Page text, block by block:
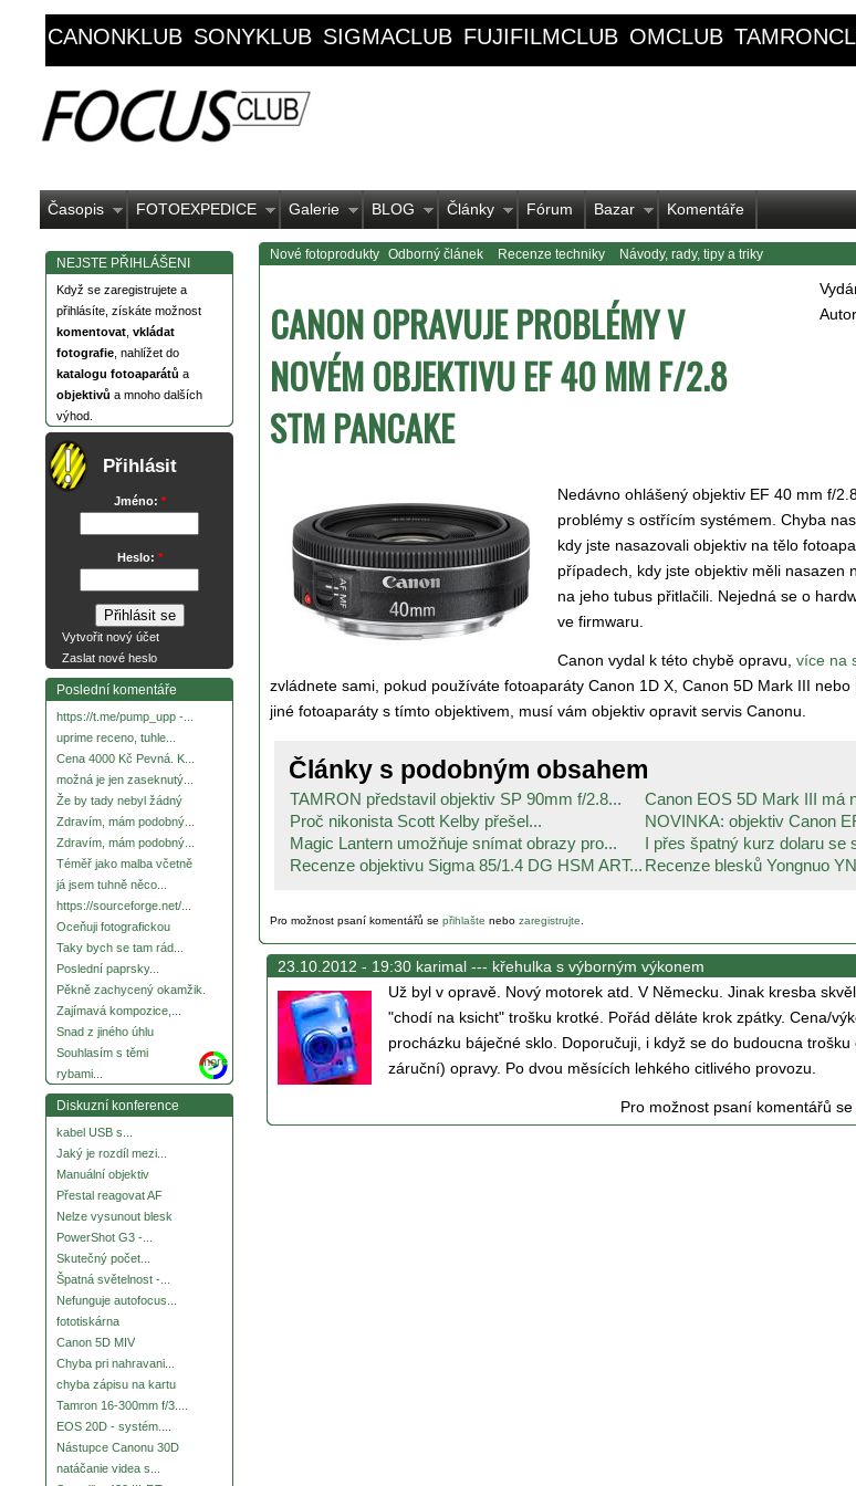
CANONKLUB SONYKLUB SIGMACLUB FUJIFILMCLUB OMCLUB
Časopis FOTOEXPEDICE Galerie BLOG Články Fórum Bazar Komentáře
NEJSTE PŘIHLÁŠENI
Když se zaregistrujete a
přihlásíte, získáte možnost
komentovat vkládat
fotografie , nahlížet do
katalogu fotoaparátů a
objektivů a mnoho dalších
výhod.
Přihlásit
Jméno: *
Heslo: *
Vytvořit nový účet
Zaslat nové heslo
Poslední komentáře
https://t.me/pump_upp -...
uprime receno, tuhle...
Cena 4000 Kč Pevná. K...
možná je jen zaseknutý...
Že by tady nebyl žádný
Zdravím, mám podobný...
Zdravím, mám podobný...
Téměř jako malba včetně
já jsem tuhně něco...
https://sourceforge.net/...
Oceňuji fotografickou
Taky bych se tam rád...
Poslední paprsky...
Pěkně zachycený okamžik.
Zajímavá kompozice,...
Snad z jiného úhlu
Souhlasím s těmi
rybami...
more
Diskuzní konference
kabel USB s...
Jaký je rozdíl mezi...
Manuální objektiv
Přestal reagovat AF
Nelze vysunout blesk
PowerShot G3 -...
Skutečný počet...
Špatná světelnost -...
Nefunguje autofocus...
fototiskárna
Canon 5D MIV
Chyba pri nahravani...
chyba zápisu na kartu
Tamron 16-300mm f/3....
EOS 20D - systém....
Nástupce Canonu 30D
natáčanie videa s...
Nové fotoprodukty Odborný článek Recenze techniky Návody, rady, tipy a triky
CANON OPRAVUJE PROBLÉMY V
NOVÉM OBJEKTIVU EF 40 MM F/2.8
STM PANCAKE
Nedávno ohlášený objektiv EF 40 mm f/
problémy s ostřícím systémem. Chyba
kdy jste nasazovali objektiv na tělo
případech, kdy jste objektiv měli nasazen
na jeho tubus přitlačili. Nejedná se o
ve firmwaru.
Canon vydal k této chybě opravu, více na
zvládnete sami, pokud používáte fotoaparáty Canon 1D X, Canon 5D Mark III
jiné fotoaparáty s tímto objektivem, musí vám objektiv opravit servis Canonu.
Články s podobným obsahem
TAMRON představil objektiv SP 90mm f/2.8...
Canon EOS 5D Mark III má
Proč nikonista Scott Kelby přešel...
NOVINKA: objektiv Canon
Magic Lantern umožňuje snímat obrazy pro...
I přes špatný kurz dolaru se
Recenze objektivu Sigma 85/1.4 DG HSM ART... Recenze blesků Yongnuo
Pro možnost psaní komentářů se přihlašte nebo zaregistrujte
23.10.2012 - 19:30 karimal --- křehulka s výborným výkonem
Už byl v opravě. Nový motorek atd. V Německu. Jinak kresba
"chodí na ksicht" trošku krotké. Pořád děláte krok zpátky. Cena/
procházku báječné sklo. Doporučuji, i když se do budoucna
záruční) opravy. Po dvou měsících lehkého citlivého provozu.
Pro možnost psaní komentářů se